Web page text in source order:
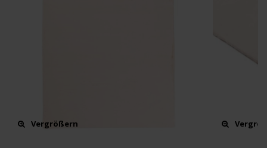
Vergrößern